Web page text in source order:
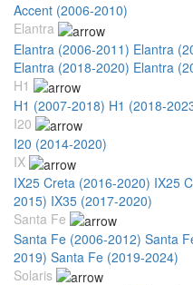
Accent (2006-2010)
Elantra
Elantra (2006-2011) Elantra
Elantra (2018-2020) Elantra
H1
H1 (2007-2018) H1 (2018-
I20
I20 (2014-2020)
IX
IX25 Creta (2016-2020) IX25
2015) IX35 (2017-2020)
Santa Fe
Santa Fe (2006-2012) Santa
2019) Santa Fe (2019-2024)
Solaris